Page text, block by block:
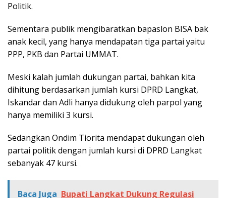
Politik.
Sementara publik mengibaratkan bapaslon BISA bak
anak kecil, yang hanya mendapatan tiga partai yaitu
PPP, PKB dan Partai UMMAT.
Meski kalah jumlah dukungan partai, bahkan kita
dihitung berdasarkan jumlah kursi DPRD Langkat,
Iskandar dan Adli hanya didukung oleh parpol yang
hanya memiliki 3 kursi.
Sedangkan Ondim Tiorita mendapat dukungan oleh
partai politik dengan jumlah kursi di DPRD Langkat
sebanyak 47 kursi.
Baca Juga Bupati Langkat Dukung Regulasi